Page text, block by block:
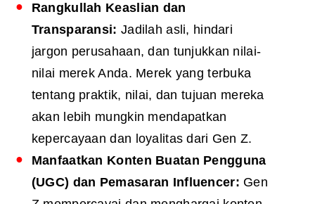
Rangkullah Keaslian dan
Transparansi: Jadilah asli, hindari
jargon perusahaan, dan tunjukkan nilai-
nilai merek Anda. Merek yang terbuka
tentang praktik, nilai, dan tujuan mereka
akan lebih mungkin mendapatkan
kepercayaan dan loyalitas dari Gen Z.
Manfaatkan Konten Buatan Pengguna
(UGC) dan Pemasaran Influencer: Gen